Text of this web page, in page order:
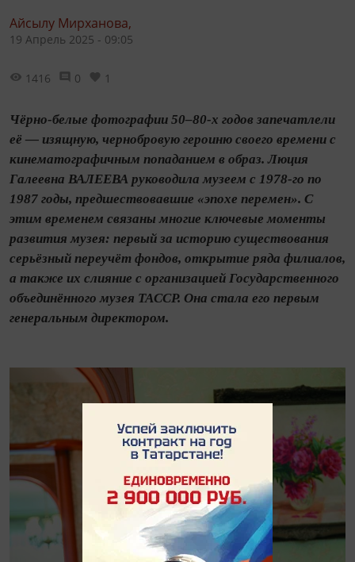
Айсылу Мирханова,
19 Апрель 2025 - 09:05
1416 0 1
Чёрно-белые фотографии 50–80-х годов запечатлели
её — изящную, чернобровую героиню своего ­времени с
кинематографичным попаданием в образ. Люция
Галеевна ВАЛЕЕВА руководила музеем с 1978-го по
1987 годы, предшествовавшие «эпохе перемен». С
этим временем связаны многие ключевые моменты
развития музея: первый за историю существования
серьёзный переучёт фондов, открытие ряда филиалов,
а также их слияние с организацией Государственного
объединённого музея ТАССР. Она стала его первым
генеральным директором.